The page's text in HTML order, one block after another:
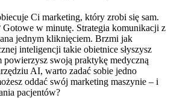
Ci marketing, który zrobi się sam.
Gotowe w minutę. Strategia komunikacji z
jednym kliknięciem. Brzmi jak
inteligencji takie obietnice słyszysz
powierzysz swoją praktykę medyczną
AI, warto zadać sobie jedno
oddać swój marketing maszynie – i
pacjentów?